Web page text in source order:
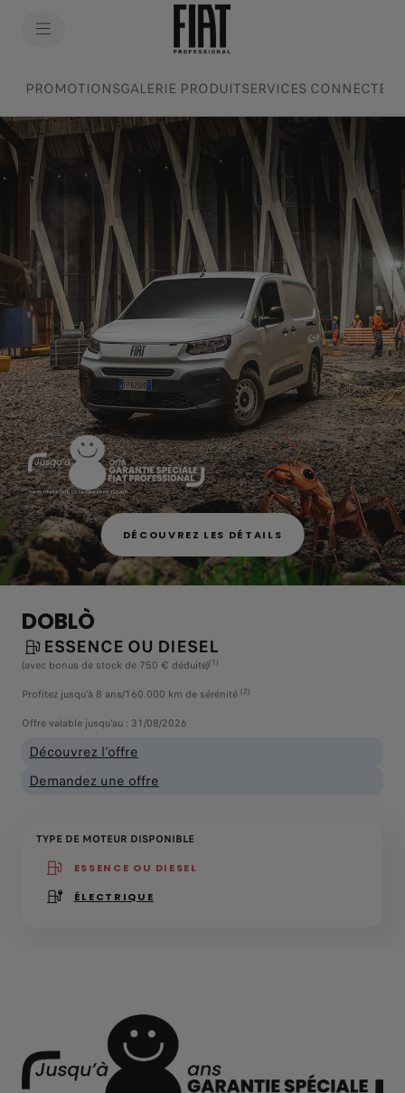
PROMOTIONSGALERIE PRODUITSERVICES CONNECTÉS
DÉCOUVREZ LES DÉTAILS
DOBLÒ
ESSENCE OU DIESEL
(avec bonus de stock de 750 € déduite)(1)
Profitez jusqu'à 8 ans/160.000 km de sérénité (2)
Offre valable jusqu'au : 31/08/2026
Découvrez l'offre
Demandez une offre
TYPE DE MOTEUR DISPONIBLE
ESSENCE OU DIESEL
ÉLECTRIQUE
Doblò